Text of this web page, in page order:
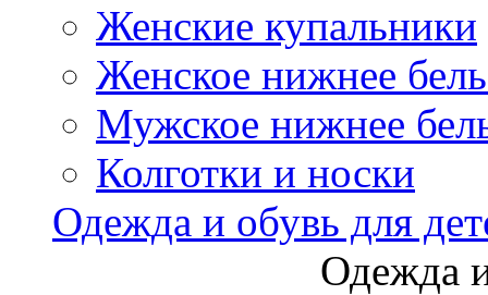
Женские купальники
Женское нижнее
Мужское нижнее
Колготки и носки
Одежда и обувь для
Одежда